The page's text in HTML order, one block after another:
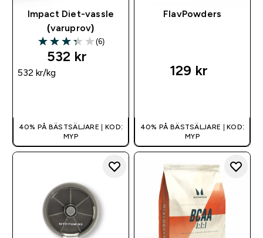
Impact Diet-vassle
(varuprov)
3.33 out of 5 stars
(6)
532 kr‎
532 kr‎/kg
40% PÅ BÄSTSÄLJARE | KOD:
MYP
FlavPowders
129 kr‎
40% PÅ BÄSTSÄLJARE | KOD:
MYP